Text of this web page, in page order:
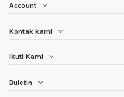
Account
Kontak kami
Ikuti Kami
Buletin